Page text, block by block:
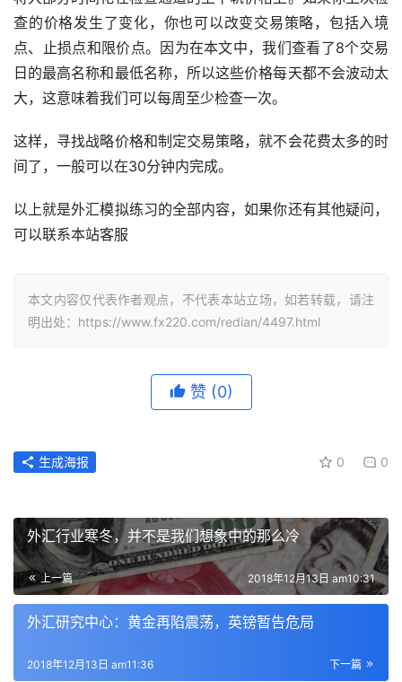
查的价格发生了变化，你也可以改变交易策略，包括入境
点、止损点和限价点。因为在本文中，我们查看了8个交易
日的最高名称和最低名称，所以这些价格每天都不会波动太
大，这意味着我们可以每周至少检查一次。
这样，寻找战略价格和制定交易策略，就不会花费太多的时
间了，一般可以在30分钟内完成。
以上就是外汇模拟练习的全部内容，如果你还有其他疑问，
可以联系本站客服
本文内容仅代表作者观点，不代表本站立场，如若转载，请注
明出处：https://www.fx220.com/redian/4497.html
赞 (0)
0 0
生成海报
外汇行业寒冬，并不是我们想象中的那么冷
上一篇 2018年12月13日 am10:31
外汇研究中心：黄金再陷震荡，英镑暂告危局
下一篇
2018年12月13日 am11:36